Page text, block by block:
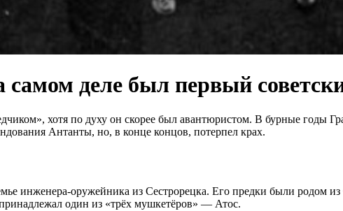
деле был первый
хотя по духу он скорее был авантюристом. В бурные годы
Антанты, но, в конце концов, потерпел крах.
инженера-оружейника из Сестрорецка. Его предки были родом
один из «трёх мушкетёров» — Атос.